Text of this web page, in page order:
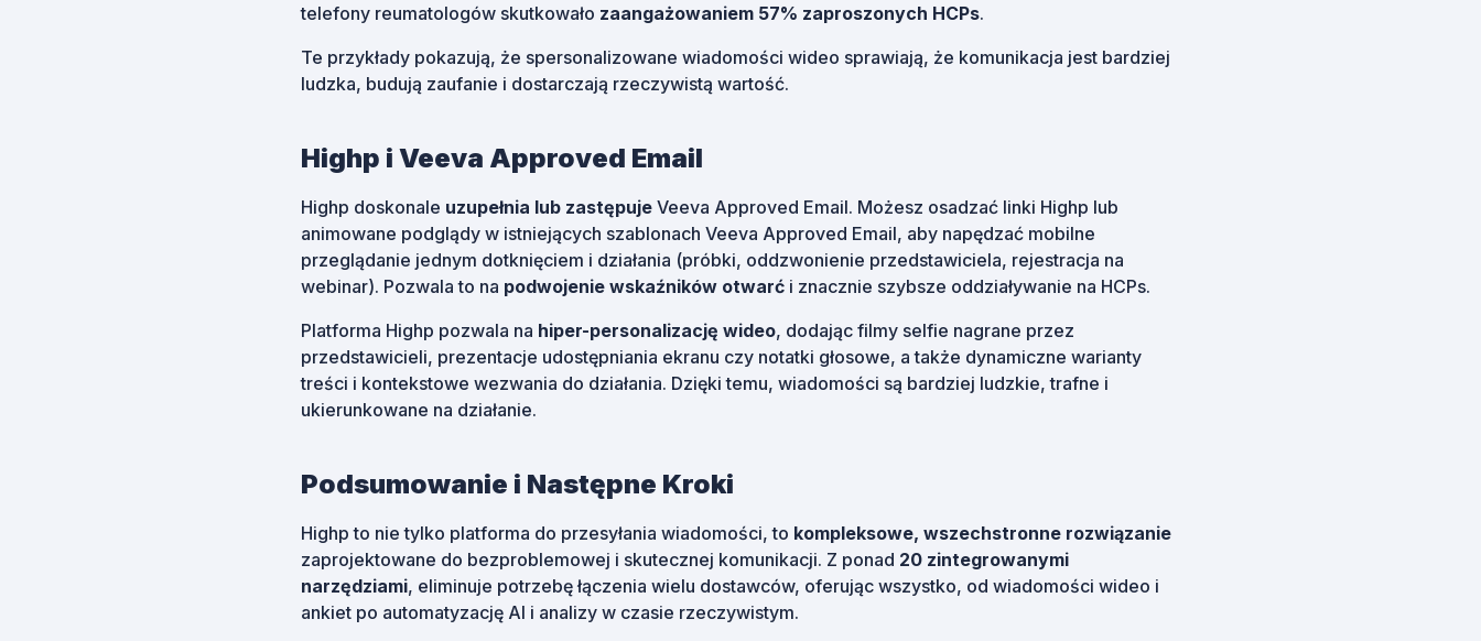
telefony reumatologów skutkowało zaangażowaniem 57% zaproszonych HCPs.
Te przykłady pokazują, że spersonalizowane wiadomości wideo sprawiają, że komunikacja jest bardziej
ludzka, budują zaufanie i dostarczają rzeczywistą wartość.
Highp i Veeva Approved Email
Highp doskonale uzupełnia lub zastępuje Veeva Approved Email. Możesz osadzać linki Highp lub
animowane podglądy w istniejących szablonach Veeva Approved Email, aby napędzać mobilne
przeglądanie jednym dotknięciem i działania (próbki, oddzwonienie przedstawiciela, rejestracja na
webinar). Pozwala to na podwojenie wskaźników otwarć i znacznie szybsze oddziaływanie na HCPs.
Platforma Highp pozwala na hiper-personalizację wideo, dodając filmy selfie nagrane przez
przedstawicieli, prezentacje udostępniania ekranu czy notatki głosowe, a także dynamiczne warianty
treści i kontekstowe wezwania do działania. Dzięki temu, wiadomości są bardziej ludzkie, trafne i
ukierunkowane na działanie.
Podsumowanie i Następne Kroki
Highp to nie tylko platforma do przesyłania wiadomości, to kompleksowe, wszechstronne rozwiązanie
zaprojektowane do bezproblemowej i skutecznej komunikacji. Z ponad 20 zintegrowanymi
narzędziami, eliminuje potrzebę łączenia wielu dostawców, oferując wszystko, od wiadomości wideo i
ankiet po automatyzację AI i analizy w czasie rzeczywistym.